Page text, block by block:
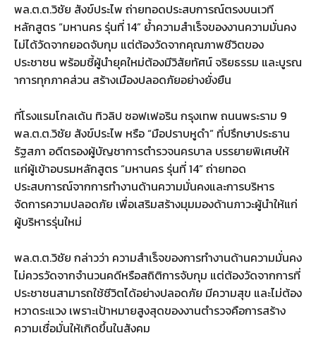
พล.ต.ต.วิชัย สังข์ประไพ ถ่ายทอดประสบการณ์ตรงบนเวที
หลักสูตร “มหานคร รุ่นที่ 14” ย้ำความสำเร็จของงานความมั่นคง
ไม่ได้วัดจากยอดจับกุม แต่ต้องวัดจากคุณภาพชีวิตของ
ประชาชน พร้อมชี้ผู้นำยุคใหม่ต้องมีวิสัยทัศน์ จริยธรรม และบูรณ
าการทุกภาคส่วน สร้างเมืองปลอดภัยอย่างยั่งยืน
ที่โรงแรมโกลเด้น ทิวลิป ซอฟเฟอริน กรุงเทพ ถนนพระราม 9
พล.ต.ต.วิชัย สังข์ประไพ หรือ “มือปราบหูดำ” ที่ปรึกษาประธาน
รัฐสภา อดีตรองผู้บัญชาการตำรวจนครบาล บรรยายพิเศษให้
แก่ผู้เข้าอบรมหลักสูตร “มหานคร รุ่นที่ 14” ถ่ายทอด
ประสบการณ์จากการทำงานด้านความมั่นคงและการบริหาร
จัดการความปลอดภัย เพื่อเสริมสร้างมุมมองด้านภาวะผู้นำให้แก่
ผู้บริหารรุ่นใหม่
พล.ต.ต.วิชัย กล่าวว่า ความสำเร็จของการทำงานด้านความมั่นคง
ไม่ควรวัดจากจำนวนคดีหรือสถิติการจับกุม แต่ต้องวัดจากการที่
ประชาชนสามารถใช้ชีวิตได้อย่างปลอดภัย มีความสุข และไม่ต้อง
หวาดระแวง เพราะเป้าหมายสูงสุดของงานตำรวจคือการสร้าง
ความเชื่อมั่นให้เกิดขึ้นในสังคม